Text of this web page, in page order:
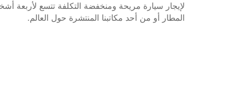
لإيجار سيارة مريحة ومنخفضة التكلفة تتسع لأربعة
المطار أو من أحد مكاتبنا المنتشرة حول العالم.